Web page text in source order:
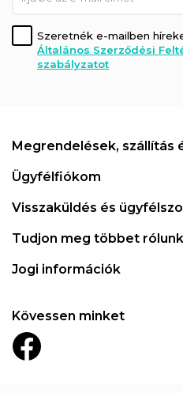
Szeretnék e-mailben
Általános Szerződési
szabályzatot
Megrendelések, szállítás
Ügyfélfiókom
Visszaküldés és
Tudjon meg többet rólunk
Jogi információk
Kövessen minket